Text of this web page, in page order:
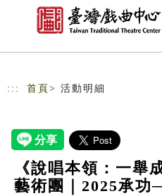
跳到主要內容
網站導覽
::: 首頁 > 活動明細
《說唱本領：一舉
藝術團｜2025承功